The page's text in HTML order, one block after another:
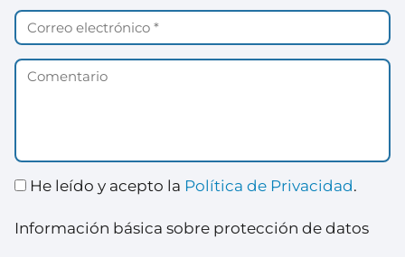
He leído y acepto la Política de Privacidad.
Información básica sobre protección de datos